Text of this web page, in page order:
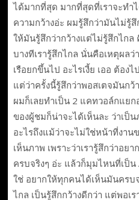
ได้มากที่สุด มากที่สุดที่เราจะทำ
ความกว้างอ่ะ ผมรู้สึกว่ามันไม่รู้
ให้มันรู้สึกว่ากว้างแต่ไม่รู้สึกไก
บางทีเรารู้สึกไกล นั่นคือเหตุผลว่
เรือยกขึ้นไป อะไรเงี้ย เออ ต้อง
แต่ว่าครั้งนี้รู้สึกว่าพอสเตจมันกว้
ผมก็เลยทำเป็น 2 แคทวอล์กแยก
ของผู้ชมก็น่าจะได้เห็นละ ว่าเป็
อะไรถึงแม้ว่าจะไม่ใช่หน้าที่งาน
เห็นภาพ เพราะว่าเรารู้สึกว่าอย
ครบจริงๆ อ่ะ แล้วก็มุมไหนที่เป็น
ใช่ อยากให้ทุกคนได้เห็นมันครบ
ไกล เป็นรู้สึกกว้างดีกว่า แต่พอเ